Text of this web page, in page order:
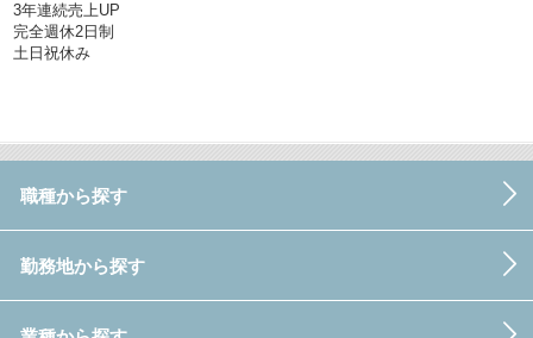
3年連続売上UP
完全週休2日制
土日祝休み
職種から探す
勤務地から探す